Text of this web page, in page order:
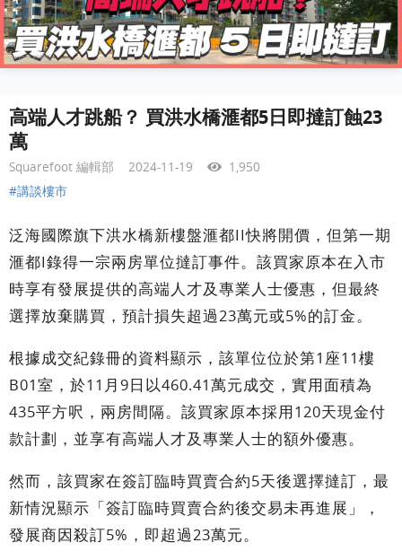
高端人才跳船？ 買洪水橋滙都5日即撻訂蝕23
萬
Squarefoot 編輯部 2024-11-19
1,950
#講談樓市
泛海國際旗下洪水橋新樓盤滙都II快將開價，但第一期
滙都I錄得一宗兩房單位撻訂事件。該買家原本在入市
時享有發展提供的高端人才及專業人士優惠，但最終
選擇放棄購買，預計損失超過23萬元或5%的訂金。
根據成交紀錄冊的資料顯示，該單位位於第1座11樓
B01室，於11月9日以460.41萬元成交，實用面積為
435平方呎，兩房間隔。該買家原本採用120天現金付
款計劃，並享有高端人才及專業人士的額外優惠。
然而，該買家在簽訂臨時買賣合約5天後選擇撻訂，最
新情況顯示「簽訂臨時買賣合約後交易未再進展」，
發展商因殺訂5%，即超過23萬元。